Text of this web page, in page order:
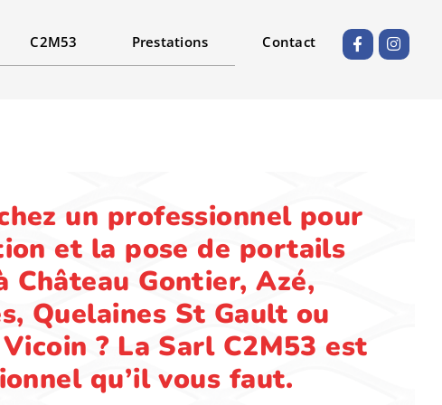
C2M53 Prestations Contact
un professionnel pour
et la pose de portails
Château Gontier, Azé,
Quelaines St Gault ou
? La Sarl C2M53 est
qu’il vous faut.